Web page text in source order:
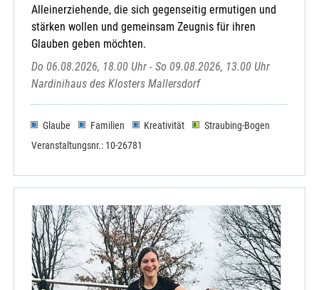
Alleinerziehende, die sich gegenseitig ermutigen und
stärken wollen und gemeinsam Zeugnis für ihren
Glauben geben möchten.
Do 06.08.2026, 18.00 Uhr - So 09.08.2026, 13.00 Uhr
Nardinihaus des Klosters Mallersdorf
Glaube Familien Kreativität
Straubing-Bogen
Veranstaltungsnr.: 10-26781